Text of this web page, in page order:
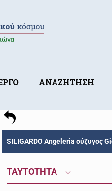
ΑΝΑΖΗΤΗΣΗ
SILIGARDO Angeleria σύζυγος
ΤΑΥΤΟΤΗΤΑ